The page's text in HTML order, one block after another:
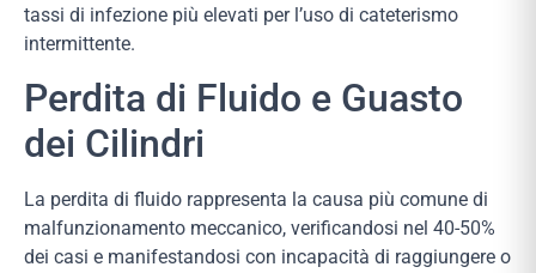
tassi di infezione più elevati per l’uso di cateterismo
intermittente.
Perdita di Fluido e Guasto
dei Cilindri
La perdita di fluido rappresenta la causa più comune di
malfunzionamento meccanico, verificandosi nel 40-50%
dei casi e manifestandosi con incapacità di raggiungere o